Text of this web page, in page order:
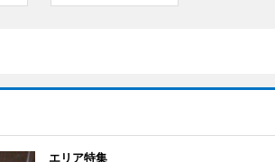
エリア特集